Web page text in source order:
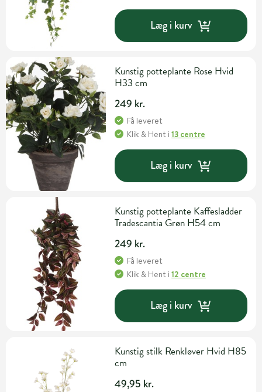
Læg i kurv
Kunstig potteplante Rose Hvid
H33 cm
249 kr.
Få leveret
Klik & Hent i13 centre
Læg i kurv
Kunstig potteplante Kaffesladder
Tradescantia Grøn H54 cm
249 kr.
Få leveret
Klik & Hent i12 centre
Læg i kurv
Kunstig stilk Renkløver Hvid H85
cm
49,95 kr.